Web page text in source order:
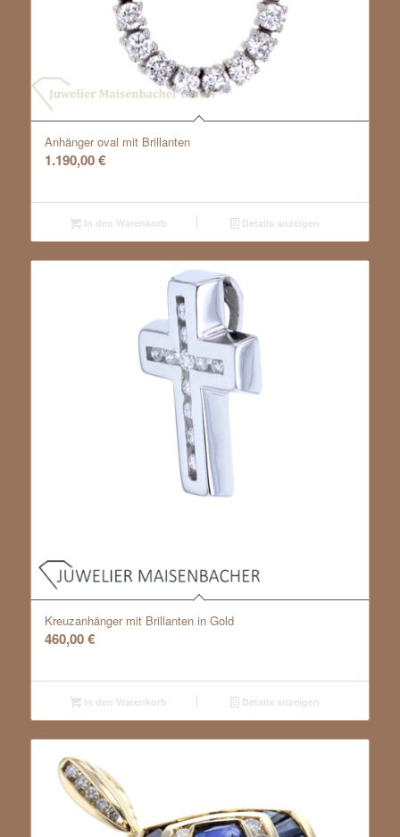
Anhänger oval mit Brillanten
1.190,00€
In den Warenkorb Details anzeigen
Kreuzanhänger mit Brillanten in Gold
460,00€
In den Warenkorb Details anzeigen